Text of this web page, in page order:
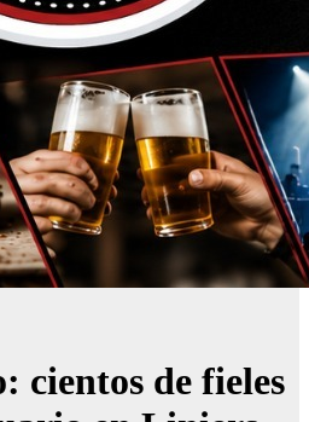
cientos de fieles